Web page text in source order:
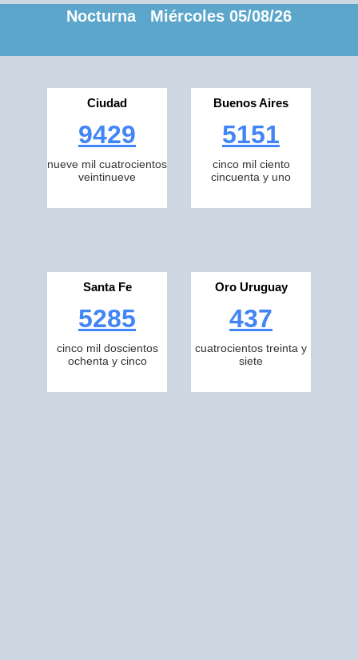
Nocturna Miércoles 05/08/26
Ciudad
9429
nueve mil cuatrocientos
veintinueve
Buenos Aires
5151
cinco mil ciento
cincuenta y uno
Santa Fe
5285
cinco mil doscientos
ochenta y cinco
Oro Uruguay
437
cuatrocientos treinta y
siete